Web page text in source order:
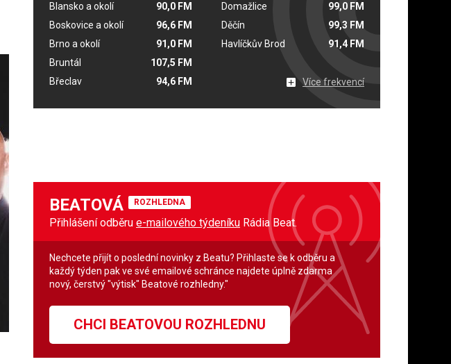
Blansko a okolí
90,0 FM
Boskovice a okolí
96,6 FM
Brno a okolí
91,0 FM
Bruntál
107,5 FM
Břeclav
94,6 FM
Domažlice
99,0 FM
Děčín
99,3 FM
Havlíčkův Brod
91,4 FM
Více frekvencí
BEATOVÁ ROZHLEDNA
Přihlášení odběru e-mailového týdeníku Rádia Beat.
Nechcete přijít o poslední novinky z Beatu? Přihlaste se k odběru a
každý týden pak ve své emailové schránce najdete úplně zdarma
nový, čerstvý "výtisk" Beatové rozhledny."
CHCI BEATOVOU ROZHLEDNU